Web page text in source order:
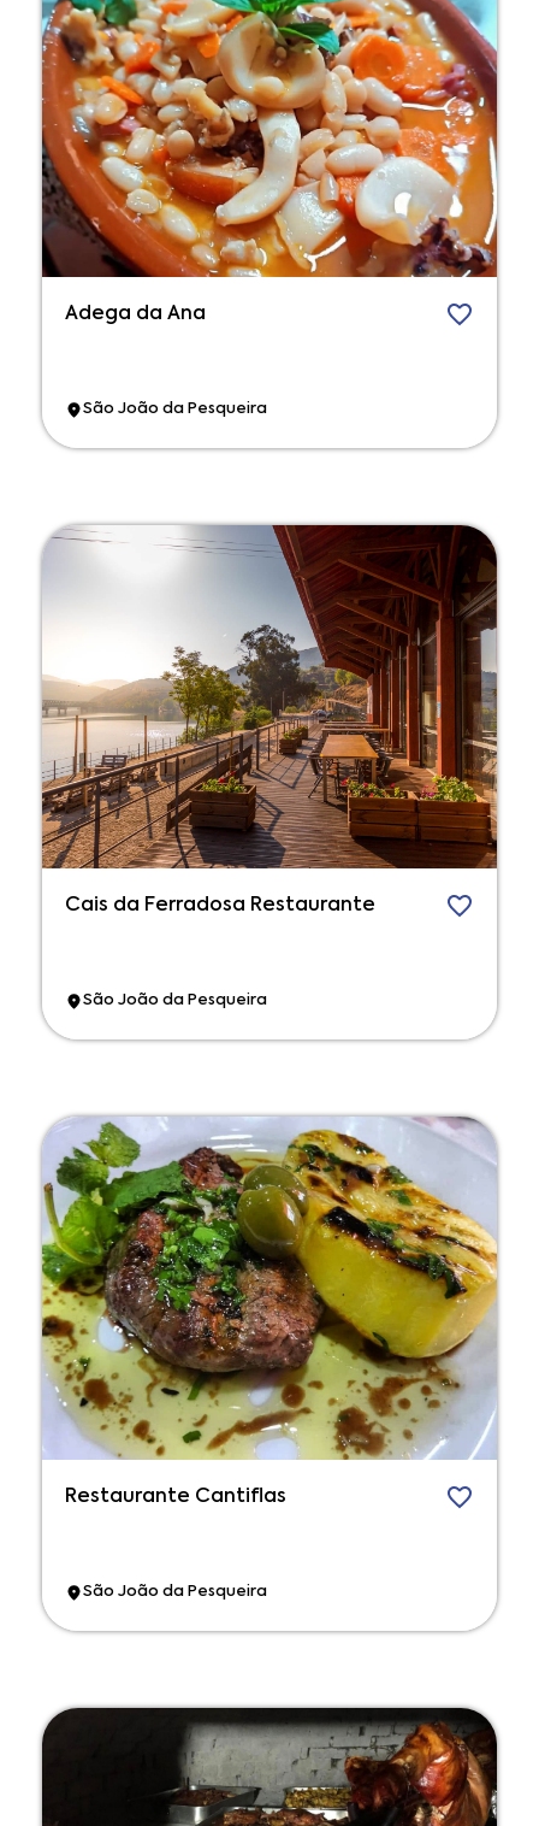
Adega da Ana
São João da Pesqueira
Cais da Ferradosa Restaurante
São João da Pesqueira
Restaurante Cantiflas
São João da Pesqueira